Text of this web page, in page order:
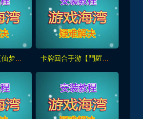
唯美仙侠手游【仙梦奇缘之纪元仙途平台币内购跨服版】最新单机版+GM管理里后台+手工外网教程 卡牌回合手游【鬥羅大陸之鬥神再臨3D内购版】最新一键单机版+手工服务端，全套工具及视频教程